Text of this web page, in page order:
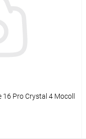
Pro Crystal 4 Mocoll